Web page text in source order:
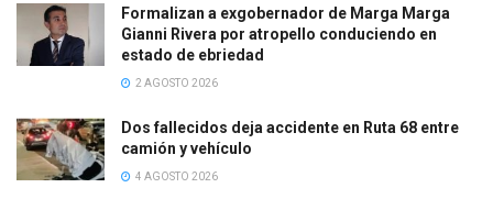
Formalizan a exgobernador de Marga Marga
Gianni Rivera por atropello conduciendo en
estado de ebriedad
2 AGOSTO 2026
Dos fallecidos deja accidente en Ruta 68 entre
camión y vehículo
4 AGOSTO 2026